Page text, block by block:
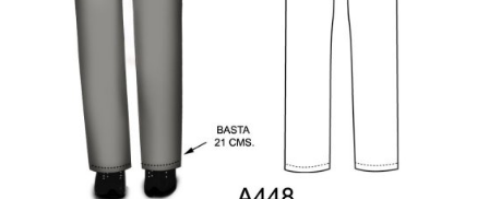
accumark ,
pdf , Moldes
Gerber ,
ropa,
Graduaciones,
Ploteo y
Digitalización
accumark,
Moldes en
pdf, Moldes
Accumark